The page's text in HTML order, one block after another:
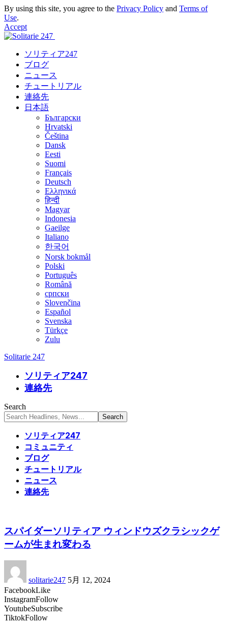
By using this site, you agree to the Privacy Policy and Terms of
Use.
Accept
ソリティア247
ブログ
ニュース
チュートリアル
連絡先
日本語
Български
Hrvatski
Čeština
Dansk
Eesti
Suomi
Français
Deutsch
Ελληνικά
हिन्दी
Magyar
Indonesia
Gaeilge
Italiano
한국어
Norsk bokmål
Polski
Português
Română
српски
Slovenčina
Español
Svenska
Türkçe
Zulu
Solitarie 247
ソリティア247
連絡先
Search
ソリティア247
コミュニティ
ブログ
チュートリアル
ニュース
連絡先
スパイダーソリティア ウィンドウズクラシックゲ
ームが生まれ変わる
solitarie247 5月 12, 2024
FacebookLike
InstagramFollow
YoutubeSubscribe
TiktokFollow